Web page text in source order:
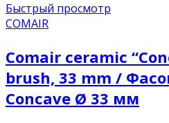
Быстрый просмотр
COMAIR
Comair ceramic
brush, 33 mm /
Concave Ø 33 мм